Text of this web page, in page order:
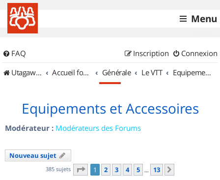
Menu
FAQ Connexion
Inscription
UtagawaVTT (Randos VTT et VTTAE avec traces GPS)
Accueil forum Générale Le VTT Equipements et Accessoires
Equipements et Accessoires
Modérateur : Modérateurs des Forums
Nouveau sujet
385 sujets Page 1sur
1 2 3 4 5 … 13